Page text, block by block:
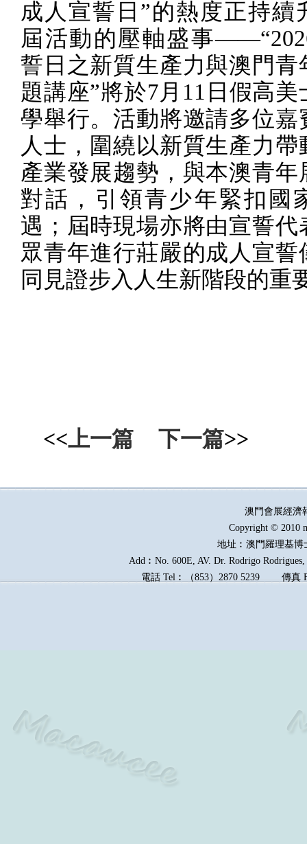
成人宣誓日”的熱度正持續
屆活動的壓軸盛事——“
誓日之新質生產力與澳門青
題講座”將於7月 11 日假高
學舉行。活動將邀請多位嘉
人士，圍繞以新質生產力帶
產業發展趨勢，與本澳青年
對話，引領青少年緊扣國
遇；屆時現場亦將由宣誓代
眾青年進行莊嚴的成人宣誓
同見證步入人生新階段的重
<<上一篇 下一篇>>
澳門會展經
Copyright © 2010
地址︰澳門羅理基博
Add︰No. 600E, AV. Dr. Rodrigo
電話 Tel︰（853）2870 5239傳真